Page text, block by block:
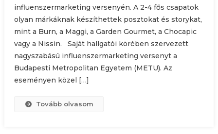
influenszermarketing versenyén. A 2-4 fős csapatok
olyan márkáknak készíthettek posztokat és storykat,
mint a Burn, a Maggi, a Garden Gourmet, a Chocapic
vagy a Nissin. Saját hallgatói körében szervezett
nagyszabású influenszermarketing versenyt a
Budapesti Metropolitan Egyetem (METU). Az
eseményen közel […]
Tovább olvasom